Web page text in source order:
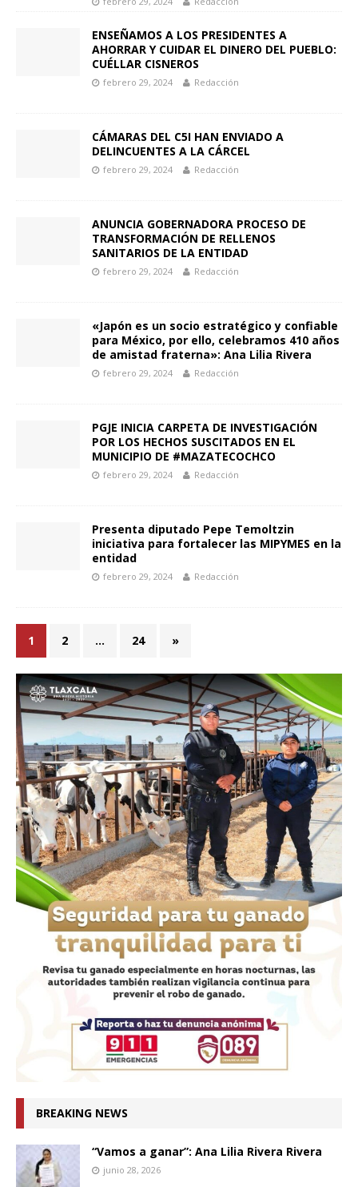
ENSEÑAMOS A LOS PRESIDENTES A
AHORRAR Y CUIDAR EL DINERO DEL PUEBLO:
CUÉLLAR CISNEROS
febrero 29, 2024 Redacción
CÁMARAS DEL C5I HAN ENVIADO A
DELINCUENTES A LA CÁRCEL
febrero 29, 2024 Redacción
ANUNCIA GOBERNADORA PROCESO DE
TRANSFORMACIÓN DE RELLENOS
SANITARIOS DE LA ENTIDAD
febrero 29, 2024 Redacción
«Japón es un socio estratégico y confiable
para México, por ello, celebramos 410 años
de amistad fraterna»: Ana Lilia Rivera
febrero 29, 2024 Redacción
PGJE INICIA CARPETA DE INVESTIGACIÓN
POR LOS HECHOS SUSCITADOS EN EL
MUNICIPIO DE #MAZATECOCHCO
febrero 29, 2024 Redacción
Presenta diputado Pepe Temoltzin
iniciativa para fortalecer las MIPYMES en la
entidad
febrero 29, 2024 Redacción
1 2 … 24 »
BREAKING NEWS
“Vamos a ganar”: Ana Lilia Rivera Rivera
junio 28, 2026